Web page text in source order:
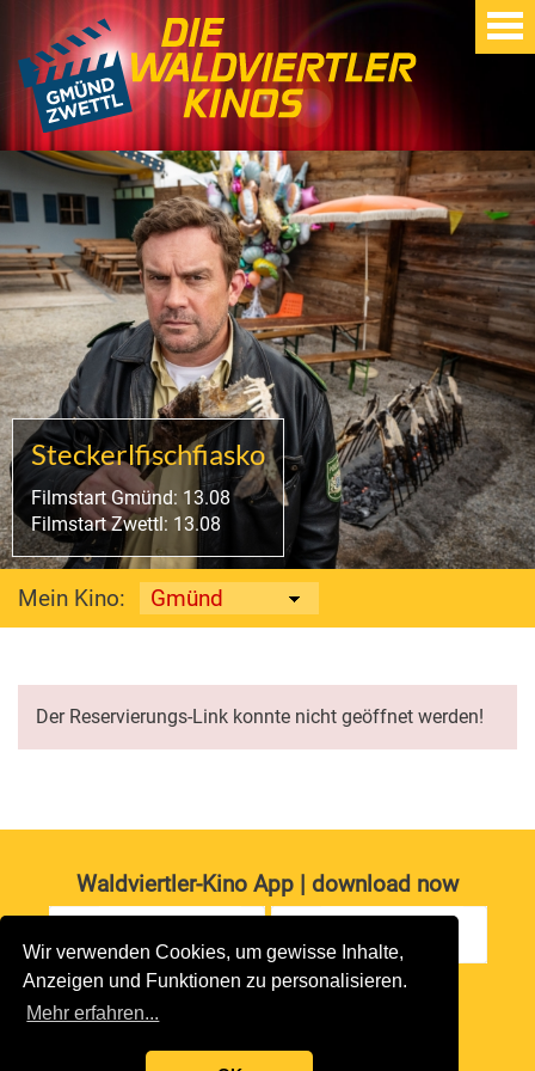
Wir verwenden Cookies, um gewisse Inhalte,
Anzeigen und Funktionen zu personalisieren.
Mehr erfahren...
Steckerlfischfiasko
Filmstart Gmünd: 13.08
Filmstart Zwettl: 13.08
Mein Kino:
Der Reservierungs-Link konnte nicht geöffnet werden!
Waldviertler-Kino App | download now
copyright 2026 waldviertler-kinos